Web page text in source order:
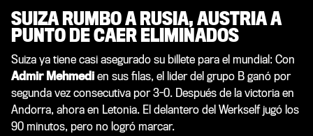
SUIZA RUMBO A RUSIA, AUSTRIA A
PUNTO DE CAER ELIMINADOS
Suiza ya tiene casi asegurado su billete para el mundial: Con
Admir Mehmedi en sus filas, el lider del grupo B ganó por
segunda vez consecutiva por 3-0. Después de la victoria en
Andorra, ahora en Letonia. El delantero del Werkself jugó los
90 minutos, pero no logró marcar.